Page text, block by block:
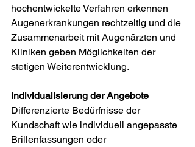
hochentwickelte Verfahren erkennen
Augenerkrankungen rechtzeitig und die
Zusammenarbeit mit Augenärzten und
Kliniken geben Möglichkeiten der
stetigen Weiterentwicklung.
Individualisierung der Angebote
Differenzierte Bedürfnisse der
Kundschaft wie individuell angepasste
Brillenfassungen oder